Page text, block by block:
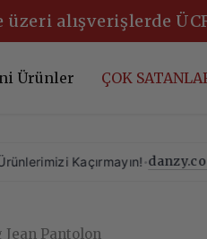
üzeri alışverişlerde
Ürünler ÇOK
•danzy.com.tr•
Jean Pantolon